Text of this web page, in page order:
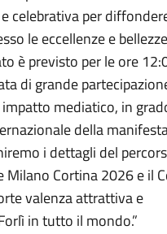
celebrativa per
le eccellenze e
è previsto per le ore
di grande
mediatico, in
della
i dettagli del
Milano Cortina 2026 e il
valenza attrattiva e
in tutto il mondo.”